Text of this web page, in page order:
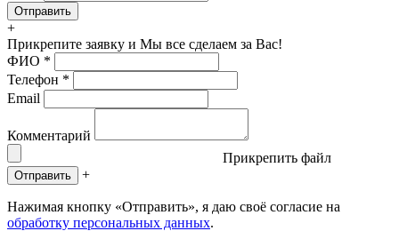
+
Прикрепите заявку и Мы все сделаем за Вас!
ФИО *
Телефон *
Email
Комментарий
Прикрепить файл
Отправить +
Нажимая кнопку «Отправить», я даю своё согласие на
обработку персональных данных.